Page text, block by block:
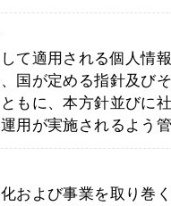
て適用される個人情
国が定める指針及び
もに、本方針並びに
用が実施されるよう管
および事業を取り巻